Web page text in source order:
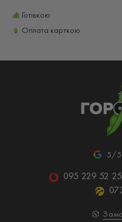
Готівкою
Оплата карткою
5/5
095 229 52 25